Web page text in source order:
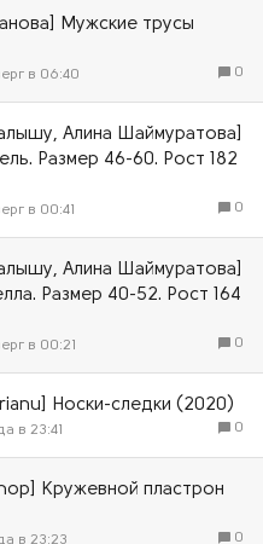
Мужские трусы
0
в 06:40
Алина Шаймуратова]
Размер 46-60. Рост 182
0
в 00:41
Алина Шаймуратова]
Размер 40-52. Рост 164
0
в 00:21
Носки-следки (2020)
0
в 23:41
Кружевной пластрон
0
в 23:23